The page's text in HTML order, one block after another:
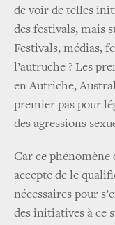
de voir de telles
des festivals, mais
Festivals, médias,
l’autruche ? Les
en Autriche,
premier pas pour
des agressions
Car ce phénomène
accepte de le
nécessaires pour
des initiatives à ce